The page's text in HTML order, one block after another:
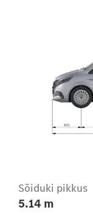
Sõiduki pikkus
5.14 m